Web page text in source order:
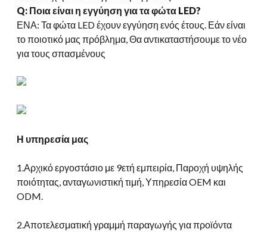
Q: Ποια είναι η εγγύηση για τα φώτα LED?
ΕΝΑ: Τα φώτα LED έχουν εγγύηση ενός έτους. Εάν είναι
το ποιοτικό μας πρόβλημα, Θα αντικαταστήσουμε το νέο
για τους σπασμένους
Η υπηρεσία μας
1.Αρχικό εργοστάσιο με 9ετή εμπειρία, Παροχή υψηλής
ποιότητας, ανταγωνιστική τιμή, Υπηρεσία OEM και
ODM.
2.Αποτελεσματική γραμμή παραγωγής για προϊόντα